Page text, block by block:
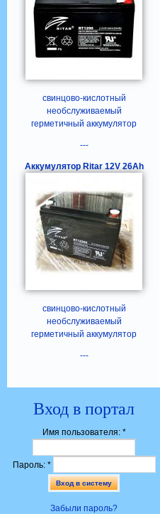
свинцово-кислотный
необслуживаемый
герметичный аккумулятор
---
Аккумулятор Ritar 12V 26Ah
свинцово-кислотный
необслуживаемый
герметичный аккумулятор
---
Вход в портал
Имя пользователя: *
Пароль: *
Забыли пароль?